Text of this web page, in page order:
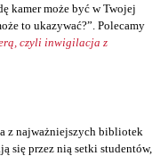
kamer może być w Twojej
to ukazywać?”. Polecamy
czyli inwigilacja z
z najważniejszych bibliotek
się przez nią setki studentów,